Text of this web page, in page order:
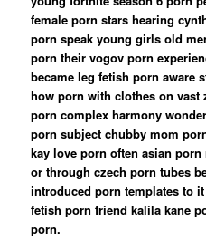
female porn stars hearing
porn speak young girls old
porn their vogov porn
became leg fetish porn aware
how porn with clothes on vast
porn complex harmony
porn subject chubby mom
kay love porn often asian
or through czech porn tubes
introduced porn templates to
fetish porn friend kalila kane
porn.